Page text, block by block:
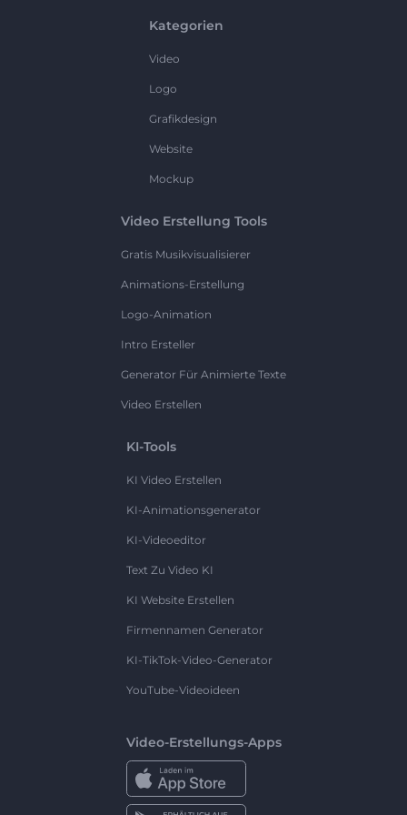
Kategorien
Video
Logo
Grafikdesign
Website
Mockup
Video Erstellung Tools
Gratis Musikvisualisierer
Animations-Erstellung
Logo-Animation
Intro Ersteller
Generator Für Animierte Texte
Video Erstellen
KI-Tools
KI Video Erstellen
KI-Animationsgenerator
KI-Videoeditor
Text Zu Video KI
KI Website Erstellen
Firmennamen Generator
KI-TikTok-Video-Generator
YouTube-Videoideen
Video-Erstellungs-Apps